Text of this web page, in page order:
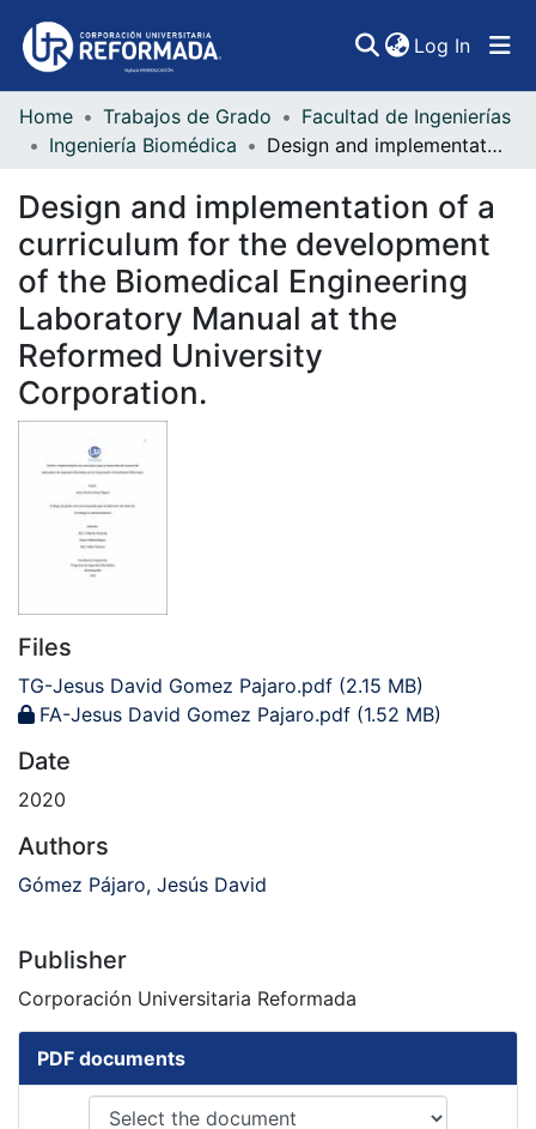
Log In
Communities & Collections
Statistics
Home Trabajos de Grado
Facultad de Ingenierías
Ingeniería Biomédica
Design and implementation of a curriculum for the development of the Biomedical Engineering Laboratory Manual at the Reformed University Corporation.
Design and implementation of a
curriculum for the development
of the Biomedical Engineering
Laboratory Manual at the
Reformed University
Corporation.
Files
TG-Jesus David Gomez Pajaro.pdf (2.15 MB)
FA-Jesus David Gomez Pajaro.pdf (1.52 MB)
Date
2020
Authors
Gómez Pájaro, Jesús David
Publisher
Corporación Universitaria Reformada
PDF documents